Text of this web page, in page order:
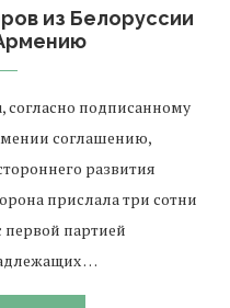
из Белоруссии
подписанному
соглашению,
развития
прислала три сотни
первой партией
…